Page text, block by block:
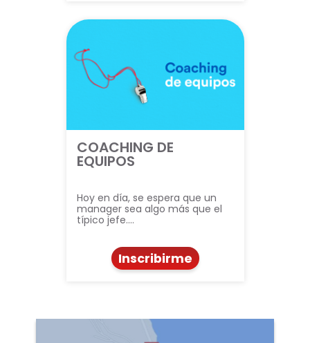
COACHING DE
EQUIPOS
Hoy en día, se espera que un
manager sea algo más que el
típico jefe.…
Inscribirme